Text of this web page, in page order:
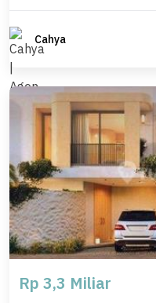
Cahya
Rp 3,3 Miliar